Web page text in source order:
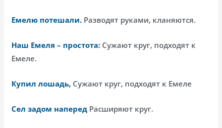
Емелю потешали. Разводят руками, кланяются.
Наш Емеля – простота: Сужают круг, подходят к
Емеле.
Купил лошадь, Сужают круг, подходят к Емеле
Сел задом наперед Расширяют круг.